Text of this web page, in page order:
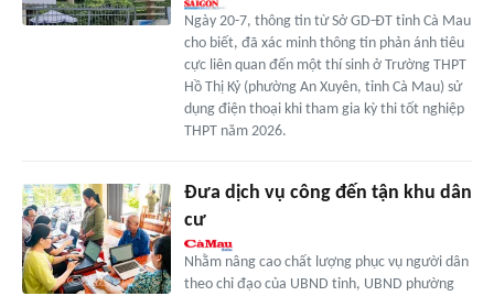
Ngày 20-7, thông tin từ Sở GD-ĐT tỉnh Cà Mau
cho biết, đã xác minh thông tin phản ánh tiêu
cực liên quan đến một thí sinh ở Trường THPT
Hồ Thị Kỷ (phường An Xuyên, tỉnh Cà Mau) sử
dụng điện thoại khi tham gia kỳ thi tốt nghiệp
THPT năm 2026.
Đưa dịch vụ công đến tận khu dân
cư
Nhằm nâng cao chất lượng phục vụ người dân
theo chỉ đạo của UBND tỉnh, UBND phường